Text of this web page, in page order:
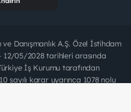
Danışmanlık A.Ş. Özel İstihdam
05/2028 tarihleri arasında
İş Kurumu tarafından
sayılı karar uyarınca 1078 nolu